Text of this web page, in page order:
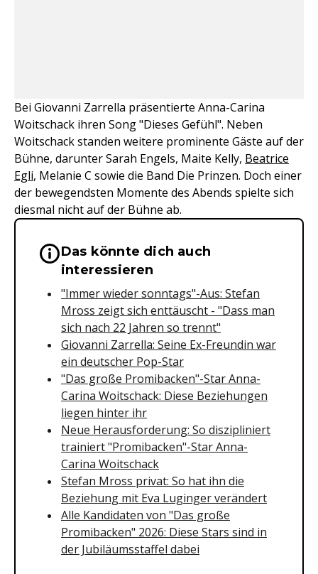
Bei Giovanni Zarrella präsentierte Anna-Carina
Woitschack ihren Song "Dieses Gefühl". Neben
Woitschack standen weitere prominente Gäste auf der
Bühne, darunter Sarah Engels, Maite Kelly, Beatrice
Egli, Melanie C sowie die Band Die Prinzen. Doch einer
der bewegendsten Momente des Abends spielte sich
diesmal nicht auf der Bühne ab.
Wichtige Hinweise &
Das könnte dich auch
interessieren
"Immer wieder sonntags"-Aus: Stefan
Mross zeigt sich enttäuscht - "Dass man
sich nach 22 Jahren so trennt"
Giovanni Zarrella: Seine Ex-Freundin war
ein deutscher Pop-Star
"Das große Promibacken"-Star Anna-
Carina Woitschack: Diese Beziehungen
liegen hinter ihr
Neue Herausforderung: So diszipliniert
trainiert "Promibacken"-Star Anna-
Carina Woitschack
Stefan Mross privat: So hat ihn die
Beziehung mit Eva Luginger verändert
Alle Kandidaten von "Das große
Promibacken" 2026: Diese Stars sind in
der Jubiläumsstaffel dabei